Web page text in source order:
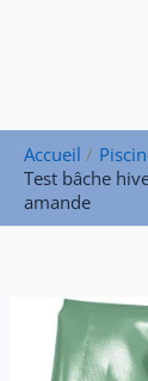
Accueil
Test bâche
amande